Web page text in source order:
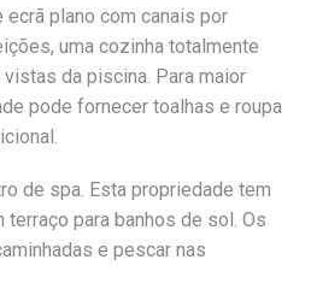
plano com canais por
uma cozinha totalmente
da piscina. Para maior
pode fornecer toalhas e roupa
de spa. Esta propriedade tem
para banhos de sol. Os
e pescar nas